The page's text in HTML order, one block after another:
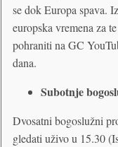
se dok Europa spava.
europska vremena za
pohraniti na GC
dana.
Subotnje
Dvosatni bogoslužni
gledati uživo u 15.30